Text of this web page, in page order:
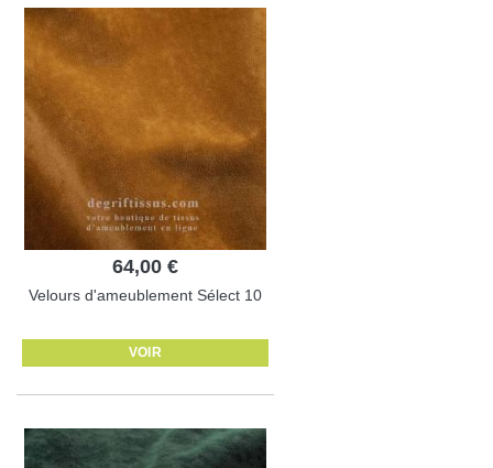
64,00 €
Velours d'ameublement Sélect 10
VOIR